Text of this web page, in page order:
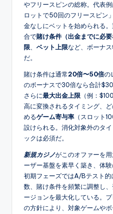
やフリースピンの総称。代表
ロットで50回のフリースピン
金なしにベットを始められる
合で賭け条件（出金までに必要
限
ベット上限など、ボーナ
だ。
賭け条件は通常20倍〜50倍の
のボーナスで30倍なら合計
さらに最大出金上限 （例：
高に変換されるタイミング、
めるゲーム寄与率 （スロット
設けられる。消化対象外のタ
ックは必須だ。
新規カジノがこのオファーを
ーザー基盤を素早く築き、体
初期フェーズではA/Bテスト
数、賭け条件を頻繁に調整し
ージョンを最大化している。
の方針により、対象ゲームや